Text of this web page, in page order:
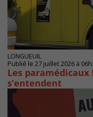
LONGUEUIL
Publié le 27 juillet 2026 à
Les paramédicaux
s’entendent